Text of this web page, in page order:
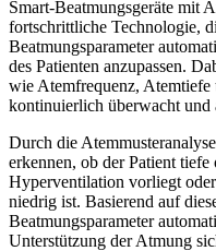
Smart-Beatmungsgeräte mit
fortschrittliche Technologie,
Beatmungsparameter
des Patienten anzupassen.
wie Atemfrequenz,
kontinuierlich überwacht und
Durch die
erkennen, ob der Patient
Hyperventilation vorliegt
niedrig ist. Basierend auf
Beatmungsparameter
Unterstützung der Atmung